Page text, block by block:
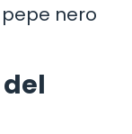
nero